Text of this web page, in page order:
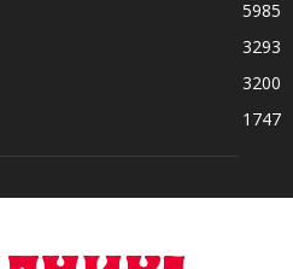
5985
3293
3200
1747